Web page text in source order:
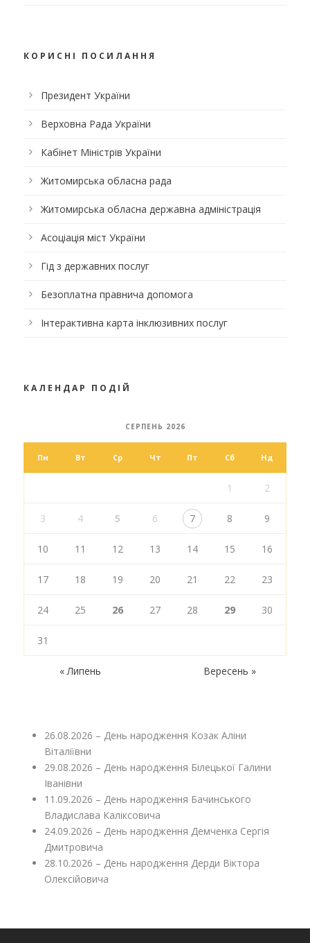
КОРИСНІ ПОСИЛАННЯ
Президент України
Верховна Рада України
Кабінет Міністрів України
Житомирська обласна рада
Житомирська обласна державна адміністрація
Асоціація міст України
Гід з державних послуг
Безоплатна правнича допомога
Інтерактивна карта інклюзивних послуг
КАЛЕНДАР ПОДІЙ
СЕРПЕНЬ 2026
Пн Вт Ср Чт Пт Сб Нд
1 2
3 4 5 6 7 8 9
10 11 12 13 14 15 16
17 18 19 20 21 22 23
24 25 26 27 28 29 30
31
« Липень Вересень »
26.08.2026 – День народження Козак Аліни
Віталіївни
29.08.2026 – День народження Білецької Галини
Іванівни
11.09.2026 – День народження Бачинського
Владислава Каліксовича
24.09.2026 – День народження Демченка Сергія
Дмитровича
28.10.2026 – День народження Дерди Віктора
Олексійовича